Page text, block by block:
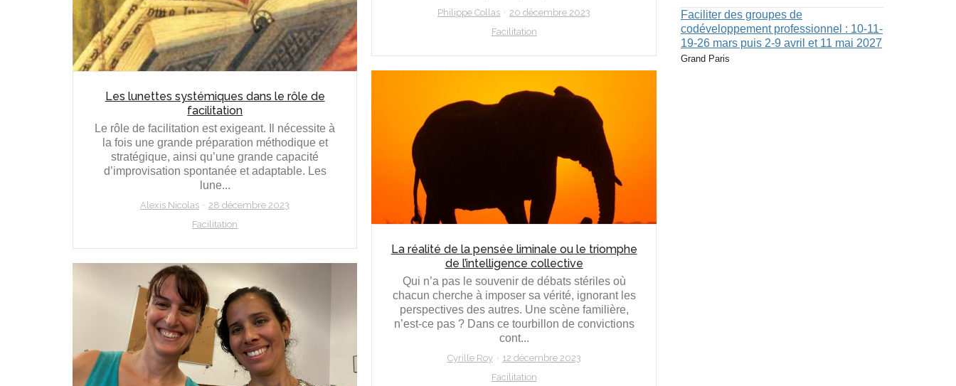
Les lunettes systémiques dans le rôle de
facilitation
Le rôle de facilitation est exigeant. Il nécessite à
la fois une grande préparation méthodique et
stratégique, ainsi qu’une grande capacité
d’improvisation spontanée et adaptable. Les
lune...
Alexis Nicolas
28 décembre 2023
Facilitation
Philippe Collas
20 décembre 2023
Facilitation
La réalité de la pensée liminale ou le triomphe
de l’intelligence collective
Qui n’a pas le souvenir de débats stériles où
chacun cherche à imposer sa vérité, ignorant les
perspectives des autres. Une scène familière,
n’est-ce pas ? Dans ce tourbillon de convictions
cont...
Cyrille Roy
12 décembre 2023
Facilitation
Faciliter des groupes de
codéveloppement professionnel : 10-11-
19-26 mars puis 2-9 avril et 11 mai 2027
Grand Paris